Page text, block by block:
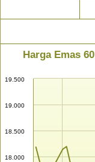
Harga Emas
18.000
18.500
19.000
19.500